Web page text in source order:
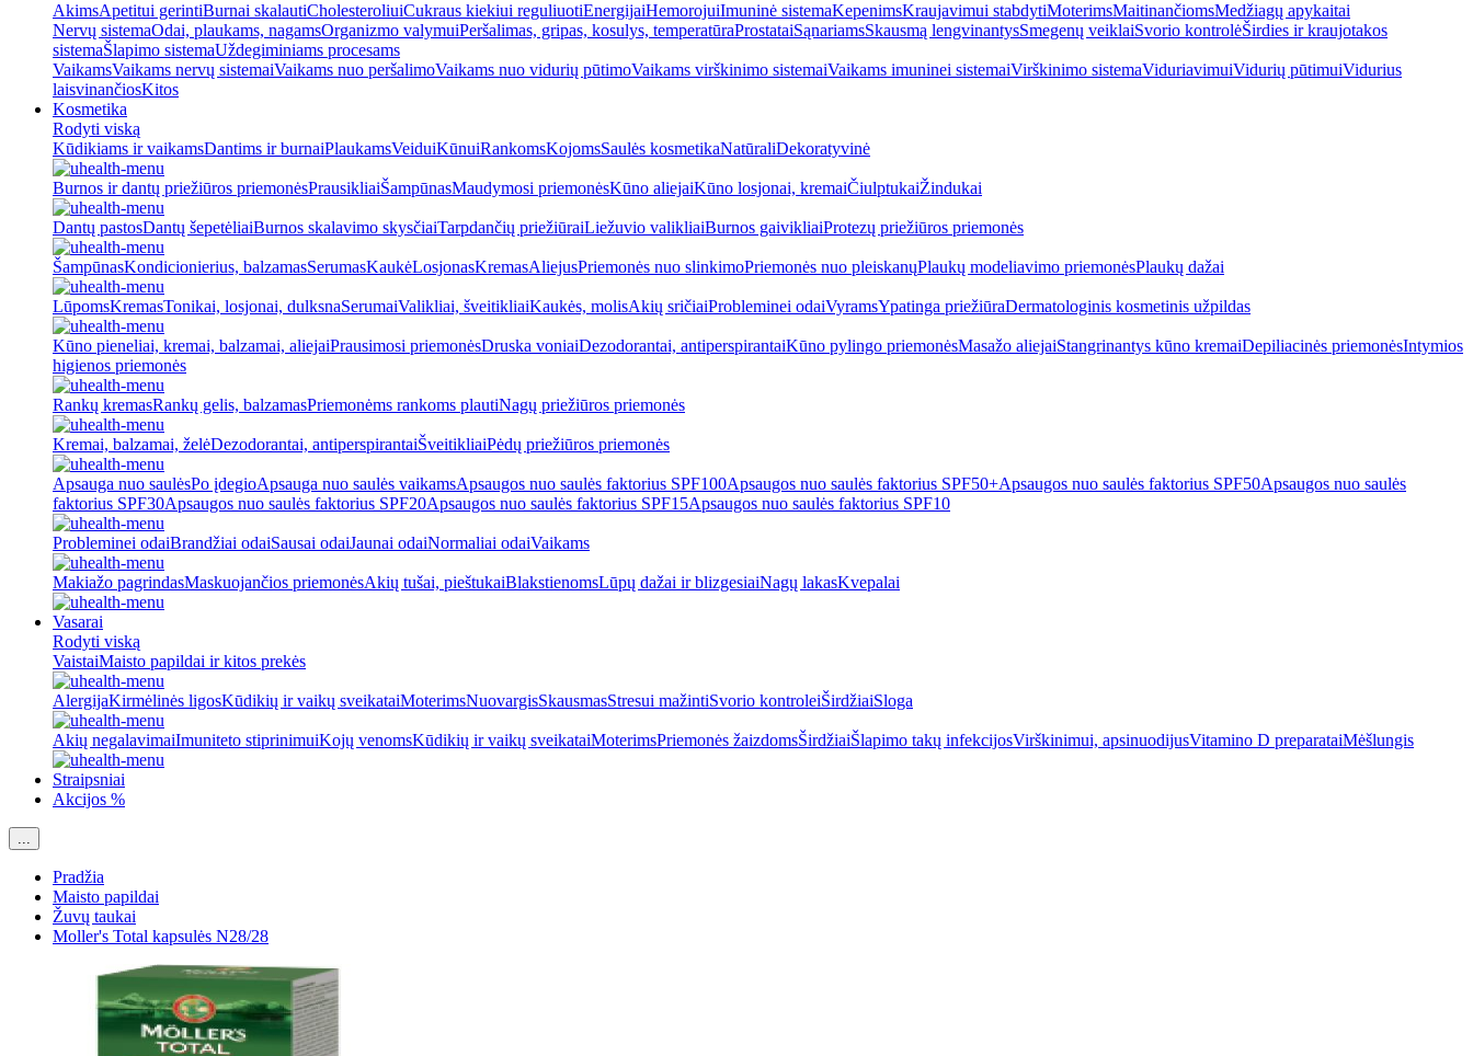
AkimsApetitui gerintiBurnai skalautiCholesteroliuiCukraus kiekiui reguliuotiEnergijaiHemorojuiImuninė sistemaKepenimsKraujavimui stabdytiMoterimsMaitinančiomsMedžiagų apykaitai
Nervų sistemaOdai, plaukams, nagamsOrganizmo valymuiPeršalimas, gripas, kosulys, temperatūraProstataiSąnariamsSkausmą lengvinantysSmegenų veiklaiSvorio kontrolėŠirdies ir kraujotakos
sistemaŠlapimo sistemaUždegiminiams procesams
VaikamsVaikams nervų sistemaiVaikams nuo peršalimoVaikams nuo vidurių pūtimoVaikams virškinimo sistemaiVaikams imuninei sistemaiVirškinimo sistemaViduriavimuiVidurių pūtimuiVidurius
laisvinančiosKitos
Kosmetika
Rodyti viską
Kūdikiams ir vaikamsDantims ir burnaiPlaukamsVeiduiKūnuiRankomsKojomsSaulės kosmetikaNatūraliDekoratyvinė
Burnos ir dantų priežiūros priemonėsPrausikliaiŠampūnasMaudymosi priemonėsKūno aliejaiKūno losjonai, kremaiČiulptukaiŽindukai
Dantų pastosDantų šepetėliaiBurnos skalavimo skysčiaiTarpdančių priežiūraiLiežuvio valikliaiBurnos gaivikliaiProtezų priežiūros priemonės
ŠampūnasKondicionierius, balzamasSerumasKaukėLosjonasKremasAliejusPriemonės nuo slinkimoPriemonės nuo pleiskanųPlaukų modeliavimo priemonėsPlaukų dažai
LūpomsKremasTonikai, losjonai, dulksnaSerumaiValikliai, šveitikliaiKaukės, molisAkių sričiaiProbleminei odaiVyramsYpatinga priežiūraDermatologinis kosmetinis užpildas
Kūno pieneliai, kremai, balzamai, aliejaiPrausimosi priemonėsDruska voniaiDezodorantai, antiperspirantaiKūno pylingo priemonėsMasažo aliejaiStangrinantys kūno kremaiDepiliacinės priemonėsIntymios
higienos priemonės
Rankų kremasRankų gelis, balzamasPriemonėms rankoms plautiNagų priežiūros priemonės
Kremai, balzamai, želėDezodorantai, antiperspirantaiŠveitikliaiPėdų priežiūros priemonės
Apsauga nuo saulėsPo įdegioApsauga nuo saulės vaikamsApsaugos nuo saulės faktorius SPF100Apsaugos nuo saulės faktorius SPF50+Apsaugos nuo saulės faktorius SPF50Apsaugos nuo saulės
faktorius SPF30Apsaugos nuo saulės faktorius SPF20Apsaugos nuo saulės faktorius SPF15Apsaugos nuo saulės faktorius SPF10
Probleminei odaiBrandžiai odaiSausai odaiJaunai odaiNormaliai odaiVaikams
Makiažo pagrindasMaskuojančios priemonėsAkių tušai, pieštukaiBlakstienomsLūpų dažai ir blizgesiaiNagų lakasKvepalai
Vasarai
Rodyti viską
VaistaiMaisto papildai ir kitos prekės
AlergijaKirmėlinės ligosKūdikių ir vaikų sveikataiMoterimsNuovargisSkausmasStresui mažintiSvorio kontroleiŠirdžiaiSloga
Akių negalavimaiImuniteto stiprinimuiKojų venomsKūdikių ir vaikų sveikataiMoterimsPriemonės žaizdomsŠirdžiaiŠlapimo takų infekcijosVirškinimui, apsinuodijusVitamino D preparataiMėšlungis
Straipsniai
Akcijos %
...
Pradžia
Maisto papildai
Žuvų taukai
Moller's Total kapsulės N28/28